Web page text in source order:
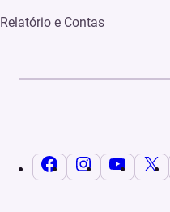
Relatório e Contas
FacebookInstagramYouTubeX